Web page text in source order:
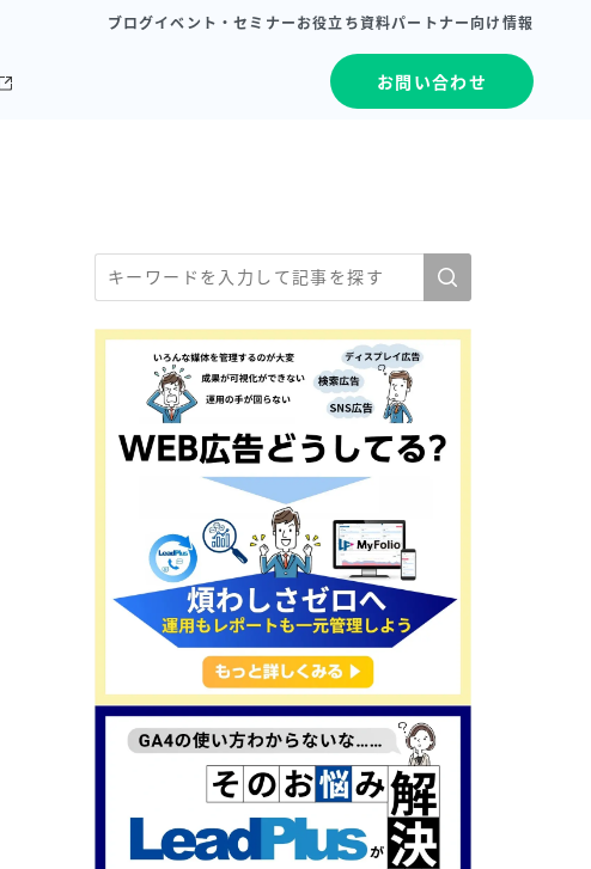
ブログイベント・セミナーお役立ち資料パートナー向け情報
お問い合わせ